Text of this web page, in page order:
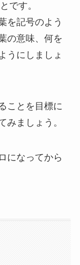
です。
を記号のよう
の意味、何を
うにしましょ
ことを目標に
みましょう。
になってから